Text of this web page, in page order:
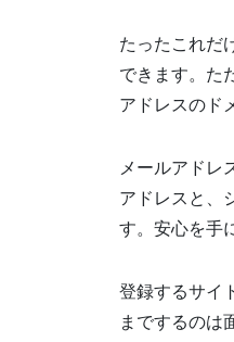
たったこれだ
できます。た
アドレスのド
メールアドレ
アドレスと、
す。安心を手
登録するサイ
までするのは